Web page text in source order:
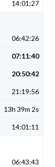
14:01:27
06:42:26
07:11:40
20:50:42
21:19:56
13h 39m 2s
14:01:11
06:43:43